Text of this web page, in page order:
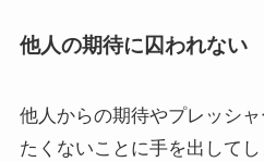
他人の期待に囚われない
他人からの期待やプレッシ
たくないことに手を出して